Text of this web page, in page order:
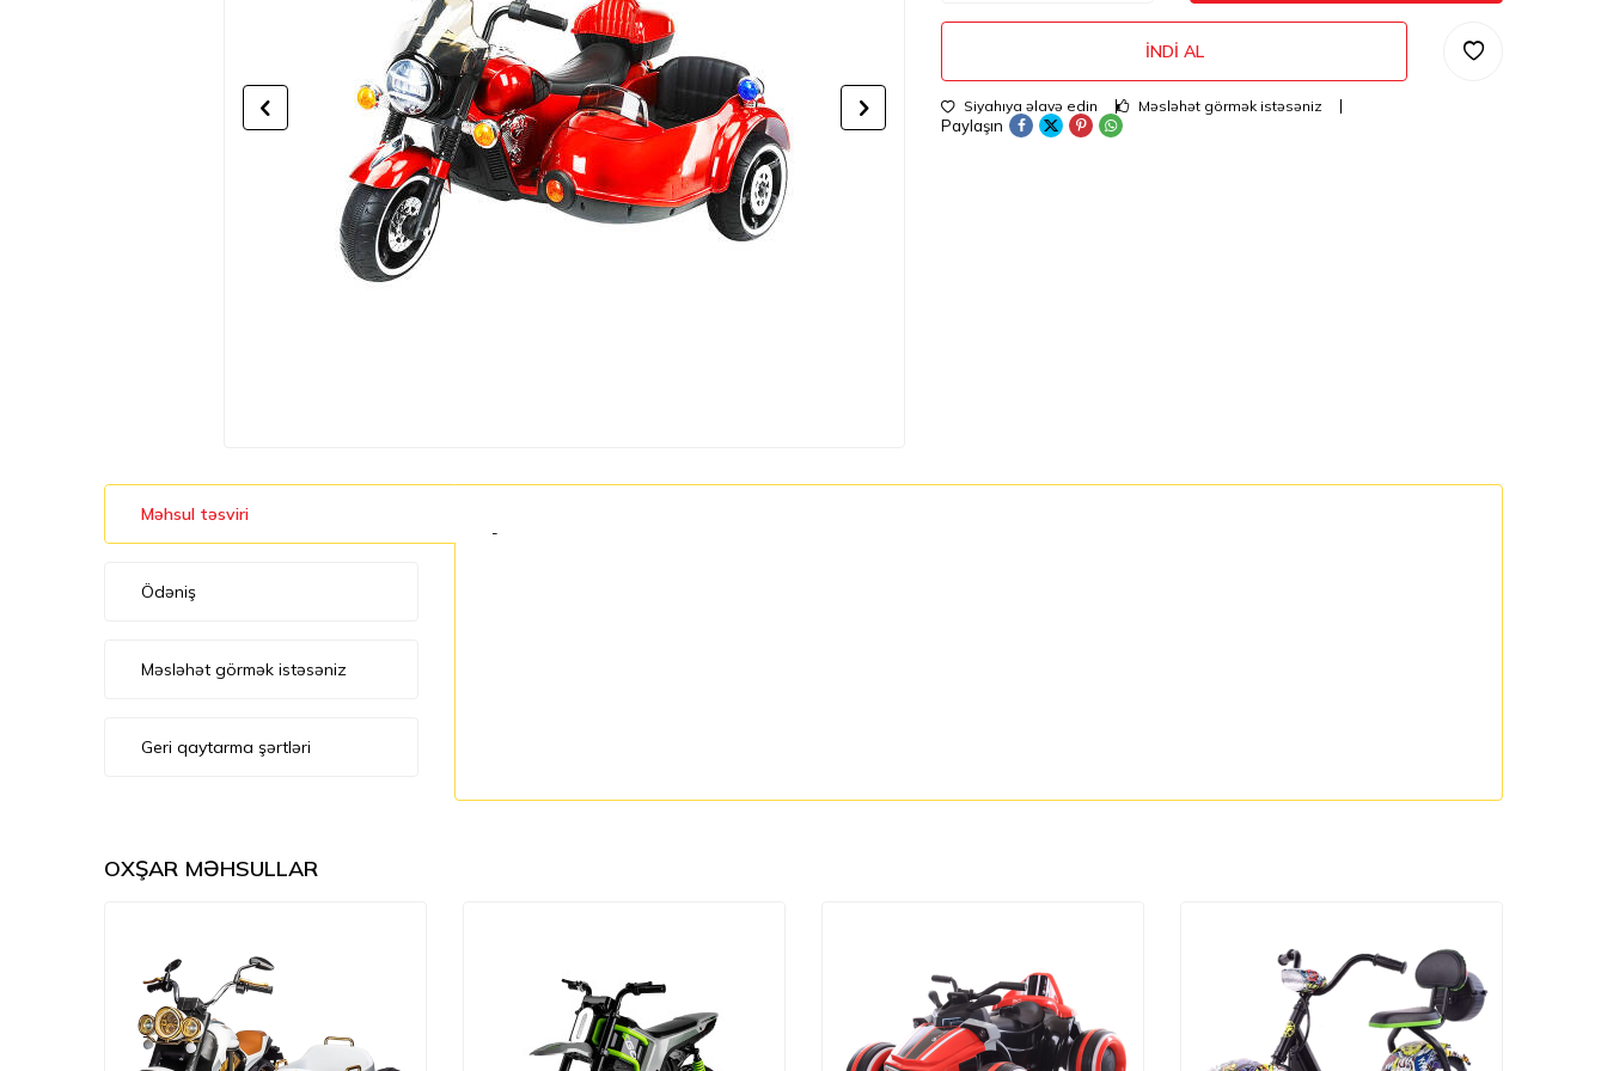
İNDI AL
Siyahıya əlavə edin Məsləhət görmək istəsəniz
Paylaşın
Məhsul təsviri
Ödəniş
Məsləhət görmək istəsəniz
Geri qaytarma şərtləri
-
OXŞAR MƏHSULLAR